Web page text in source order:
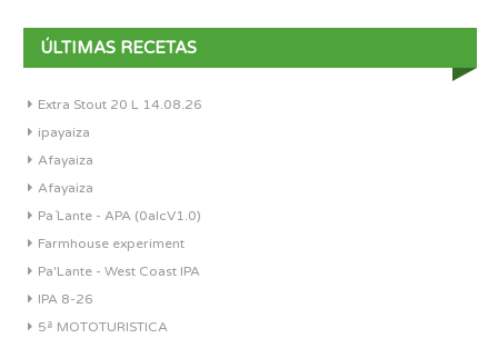
ÚLTIMAS RECETAS
Extra Stout 20 L 14.08.26
ipayaiza
Afayaiza
Afayaiza
Pa´Lante - APA (0alcV1.0)
Farmhouse experiment
Pa'Lante - West Coast IPA
IPA 8-26
5ª MOTOTURISTICA